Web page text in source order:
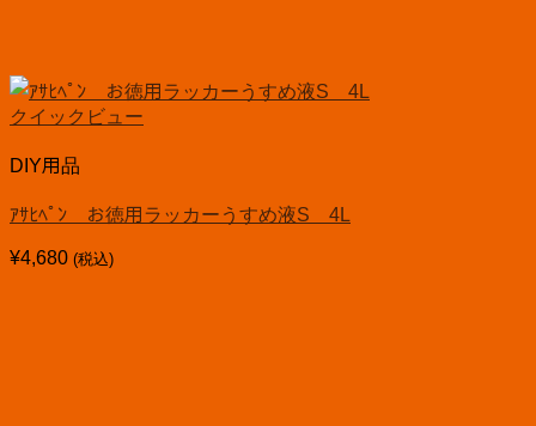
クイックビュー
DIY用品
ｱｻﾋﾍﾟﾝ お徳用ラッカーうすめ液S 4L
¥4,680 (税込)